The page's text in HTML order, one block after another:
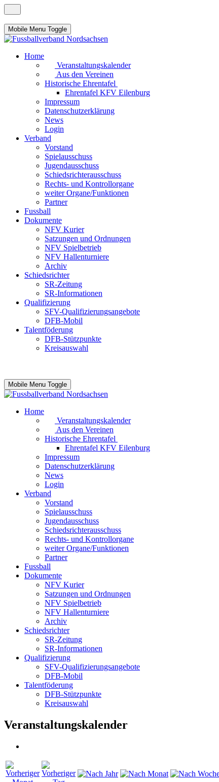
Mobile Menu Toggle
Home
Veranstaltungskalender
Aus den Vereinen
Historische Ehrentafel
Ehrentafel KFV Eilenburg
Impressum
Datenschutzerklärung
News
Login
Verband
Vorstand
Spielausschuss
Jugendausschuss
Schiedsrichterausschuss
Rechts- und Kontrollorgane
weiter Organe/Funktionen
Partner
Fussball
Dokumente
NFV Kurier
Satzungen und Ordnungen
NFV Spielbetrieb
NFV Hallenturniere
Archiv
Schiedsrichter
SR-Zeitung
SR-Informationen
Qualifizierung
SFV-Qualifizierungsangebote
DFB-Mobil
Talentföderung
DFB-Stützpunkte
Kreisauswahl
Mobile Menu Toggle
Home
Veranstaltungskalender
Aus den Vereinen
Historische Ehrentafel
Ehrentafel KFV Eilenburg
Impressum
Datenschutzerklärung
News
Login
Verband
Vorstand
Spielausschuss
Jugendausschuss
Schiedsrichterausschuss
Rechts- und Kontrollorgane
weiter Organe/Funktionen
Partner
Fussball
Dokumente
NFV Kurier
Satzungen und Ordnungen
NFV Spielbetrieb
NFV Hallenturniere
Archiv
Schiedsrichter
SR-Zeitung
SR-Informationen
Qualifizierung
SFV-Qualifizierungsangebote
DFB-Mobil
Talentföderung
DFB-Stützpunkte
Kreisauswahl
Veranstaltungskalender